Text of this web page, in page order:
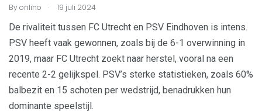
Byonlino . 19 juli 2024
De rivaliteit tussen FC Utrecht en PSV Eindhoven is intens.
PSV heeft vaak gewonnen, zoals bij de 6-1 overwinning in
2019, maar FC Utrecht zoekt naar herstel, vooral na een
recente 2-2 gelijkspel. PSV’s sterke statistieken, zoals 60%
balbezit en 15 schoten per wedstrijd, benadrukken hun
dominante speelstijl.